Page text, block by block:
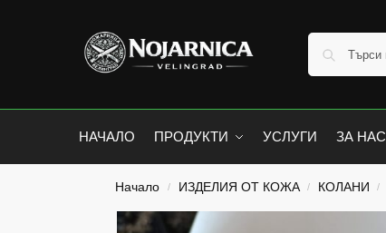
НАЧАЛО ПРОДУКТИ УСЛУГИ ЗА НАС
Начало / ИЗДЕЛИЯ ОТ КОЖА / КОЛАНИ /